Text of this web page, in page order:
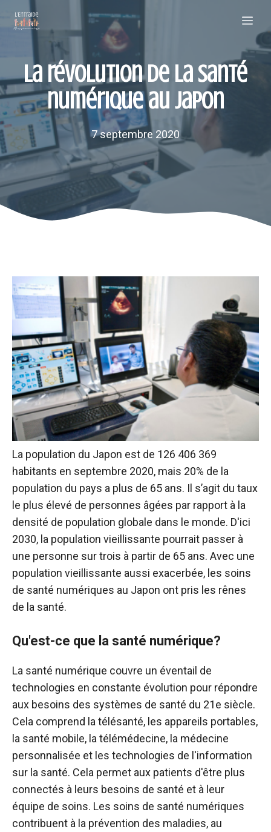
La révolution de la santé
numérique au Japon
7 septembre 2020
La population du Japon est de 126 406 369
habitants en septembre 2020, mais 20% de la
population du pays a plus de 65 ans. Il s’agit du taux
le plus élevé de personnes âgées par rapport à la
densité de population globale dans le monde. D'ici
2030, la population vieillissante pourrait passer à
une personne sur trois à partir de 65 ans. Avec une
population vieillissante aussi exacerbée, les soins
de santé numériques au Japon ont pris les rênes
de la santé.
Qu'est-ce que la santé numérique?
La santé numérique couvre un éventail de
technologies en constante évolution pour répondre
aux besoins des systèmes de santé du 21e siècle.
Cela comprend la télésanté, les appareils portables,
la santé mobile, la télémédecine, la médecine
personnalisée et les technologies de l'information
sur la santé. Cela permet aux patients d'être plus
connectés à leurs besoins de santé et à leur
équipe de soins. Les soins de santé numériques
contribuent à la prévention des maladies, au